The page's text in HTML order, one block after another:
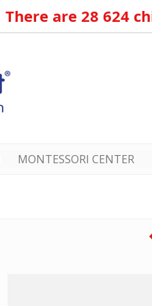
There are 28 624
MONTESSORI CENTER